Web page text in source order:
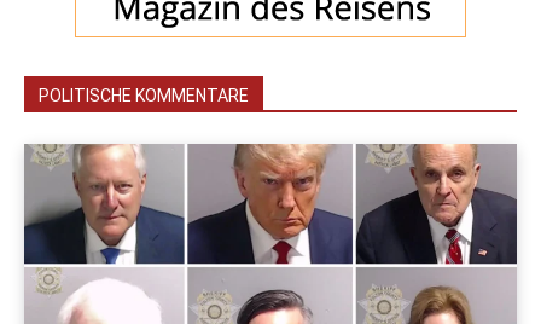
POLITISCHE KOMMENTARE